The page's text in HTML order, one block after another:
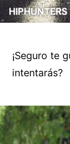
¡Seguro te
intentarás?